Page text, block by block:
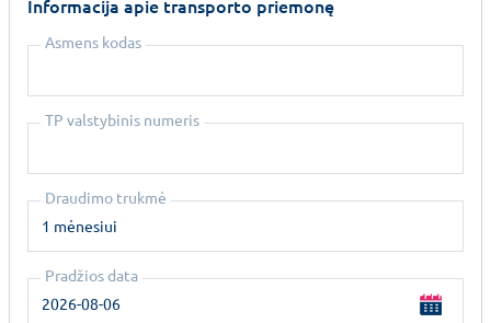
Informacija apie transporto priemonę
Asmens kodas
TP valstybinis numeris
Draudimo trukmė
Pradžios data